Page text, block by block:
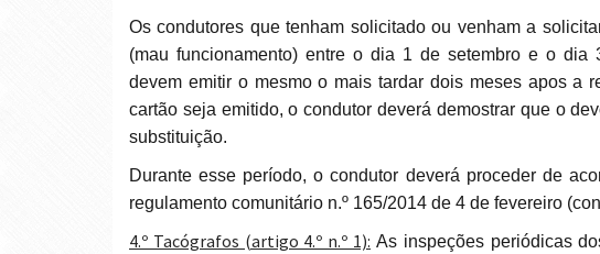
Os condutores que tenham solicitado ou venham a solicitar a substituição do seu cartão de condutor
(mau funcionamento) entre o dia 1 de setembro e o dia
devem emitir o mesmo o mais tardar dois meses apos a
cartão seja emitido, o condutor deverá demostrar que o
substituição.
Durante esse período, o condutor deverá proceder de acordo com o previsto no artigo 35.º n.º 2 do
regulamento comunitário n.º 165/2014 de 4 de fevereiro
4.º Tacógrafos (artigo 4.º n.º 1): As inspeções periódicas